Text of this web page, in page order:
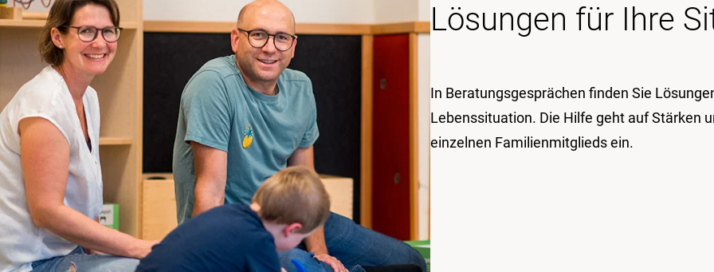
Lösungen für Ihre
In Beratungsgesprächen finden Sie
Lebenssituation. Die Hilfe geht auf Stärken
einzelnen Familienmitglieds ein.